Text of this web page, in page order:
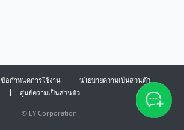
ข้อกำหนดการใช้งาน
นโยบายความเป็นส่วนตัว
ศูนย์ความเป็นส่วนตัว
© LY Corporation